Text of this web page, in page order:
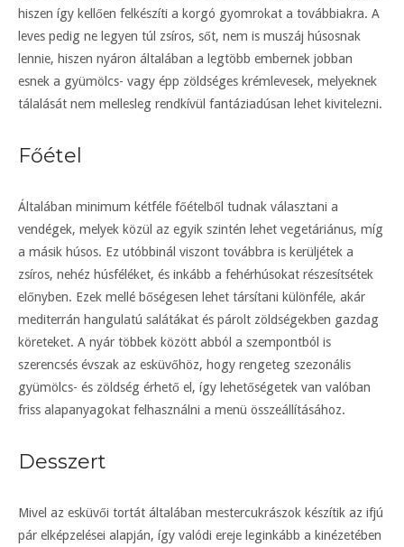
hiszen így kellően felkészíti a korgó gyomrokat a továbbiakra. A
leves pedig ne legyen túl zsíros, sőt, nem is muszáj húsosnak
lennie, hiszen nyáron általában a legtöbb embernek jobban
esnek a gyümölcs- vagy épp zöldséges krémlevesek, melyeknek
tálalását nem mellesleg rendkívül fantáziadúsan lehet kivitelezni.
Főétel
Általában minimum kétféle főételből tudnak választani a
vendégek, melyek közül az egyik szintén lehet vegetáriánus, míg
a másik húsos. Ez utóbbinál viszont továbbra is kerüljétek a
zsíros, nehéz húsféléket, és inkább a fehérhúsokat részesítsétek
előnyben. Ezek mellé bőségesen lehet társítani különféle, akár
mediterrán hangulatú salátákat és párolt zöldségekben gazdag
köreteket. A nyár többek között abból a szempontból is
szerencsés évszak az esküvőhöz, hogy rengeteg szezonális
gyümölcs- és zöldség érhető el, így lehetőségetek van valóban
friss alapanyagokat felhasználni a menü összeállításához.
Desszert
Mivel az esküvői tortát általában mestercukrászok készítik az ifjú
pár elképzelései alapján, így valódi ereje leginkább a kinézetében